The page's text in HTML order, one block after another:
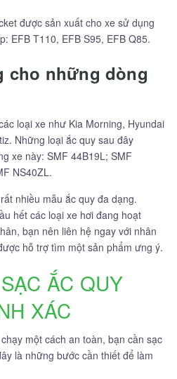
được sản xuất cho xe sử dụng
EFB T110, EFB S95, EFB Q85.
cho những dòng
loại xe như Kia Morning, Hyundai
Những loại ắc quy sau đây
xe này: SMF 44B19L; SMF
NS40ZL.
nhiều mẫu ắc quy đa dạng.
hết các loại xe hơi đang hoạt
bạn nên liên hệ ngay với nhân
hỗ trợ tìm một sản phẩm ưng ý.
ẮC QUY
XÁC
một cách an toàn, bạn cần sạc
là những bước cần thiết để làm